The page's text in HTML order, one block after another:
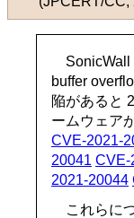
SonicWall
buffer
陥があると
ームウェア
CVE-2021-
20041 CVE-
2021-20044
これらに